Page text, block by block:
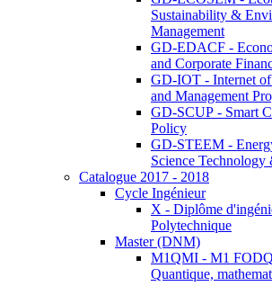
Sustainability &
Management
GD-EDACF -
and Corporate
GD-IOT - Internet
and Management
GD-SCUP - Smart
Policy
GD-STEEM -
Science Technology
Catalogue 2017 - 2018
Cycle Ingénieur
X - Diplôme
Polytechnique
Master (DNM)
M1QMI - M1
Quantique,